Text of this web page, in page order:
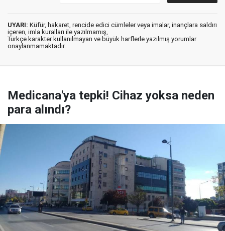
UYARI: Küfür, hakaret, rencide edici cümleler veya imalar, inançlara saldırı
içeren, imla kuralları ile yazılmamış,
Türkçe karakter kullanılmayan ve büyük harflerle yazılmış yorumlar
onaylanmamaktadır.
Medicana'ya tepki! Cihaz yoksa neden
para alındı?